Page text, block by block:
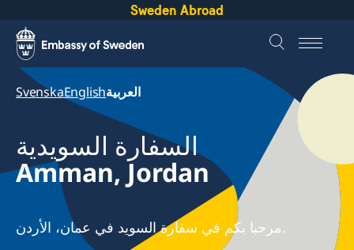
Sweden Abroad
SvenskaEnglishالعربية
السفارة السويدية
Amman, Jordan
مرحبا بكم في سفارة السويد في عمان، الأردن.